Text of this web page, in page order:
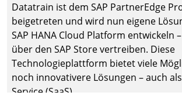
Datatrain ist dem SAP PartnerEdge
beigetreten und wird nun eigene
SAP HANA Cloud Platform entwickeln
über den SAP Store vertreiben. Diese
Technologieplattform bietet viele
noch innovativere Lösungen – auch
Service (SaaS).